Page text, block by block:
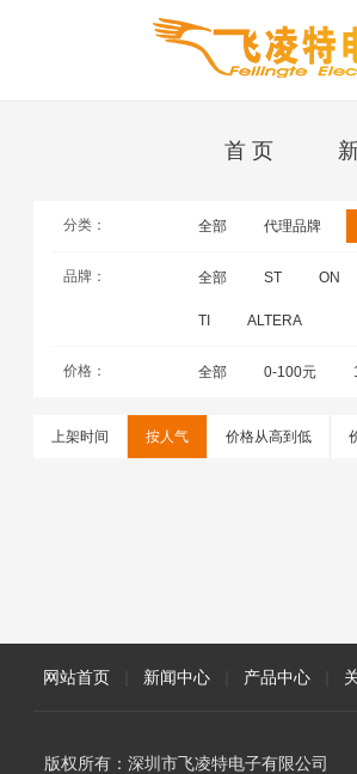
首 页
分类： 全部 代理品牌
品牌： 全部 ST ON
TI ALTERA
价格： 全部 0-100元
上架时间 按人气 价格从高到低
网站首页 新闻中心 产品中心
版权所有：深圳市飞凌特电子有限公司